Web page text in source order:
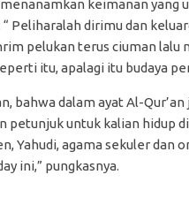
keimanan yang
“ Peliharalah dirimu dan
pelukan terus ciuman
itu, apalagi itu budaya
bahwa dalam ayat Al-
petunjuk untuk kalian hidup
Yahudi, agama sekuler dan
ini,” pungkasnya.